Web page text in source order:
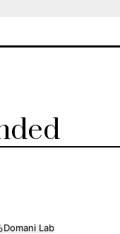
Domani Lab